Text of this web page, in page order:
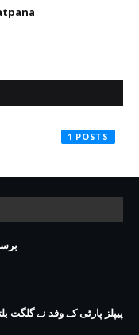
1
پیپلز پارٹی کے وفد نے گلگت